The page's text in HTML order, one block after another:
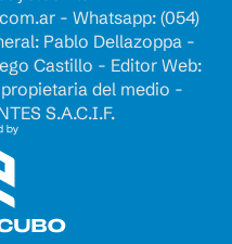
- Whatsapp: (054)
Pablo Dellazoppa -
Castillo - Editor Web:
del medio -
S.A.C.I.F.